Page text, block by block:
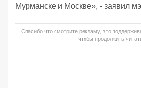
Мурманске и Москве», - заявил
Спасибо что смотрите рекламу, это
чтобы продолжить